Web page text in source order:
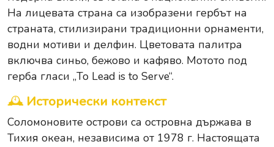
На лицевата страна са изобразени гербът на
страната, стилизирани традиционни орнаменти,
водни мотиви и делфин. Цветовата палитра
включва синьо, бежово и кафяво. Мотото под
герба гласи „To Lead is to Serve“.
🕰 Исторически контекст
Соломоновите острови са островна държава в
Тихия океан, независима от 1978 г. Настоящата